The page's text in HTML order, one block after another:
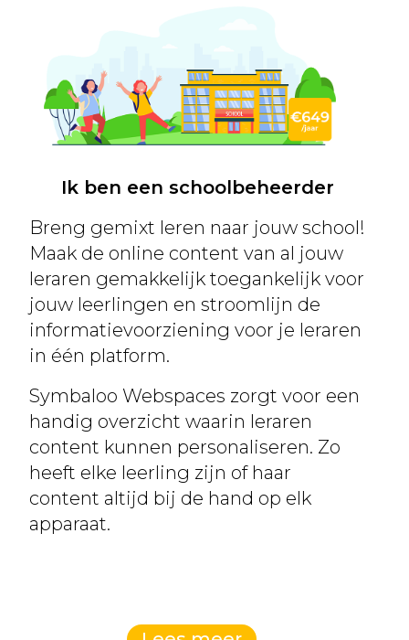
Ik ben een schoolbeheerder
Breng gemixt leren naar jouw school!
Maak de online content van al jouw
leraren gemakkelijk toegankelijk voor
jouw leerlingen en stroomlijn de
informatievoorziening voor je leraren
in één platform.
Symbaloo Webspaces zorgt voor een
handig overzicht waarin leraren
content kunnen personaliseren. Zo
heeft elke leerling zijn of haar
content altijd bij de hand op elk
apparaat.